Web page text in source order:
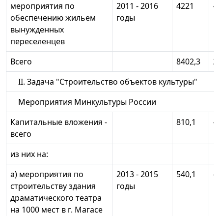
мероприятия по
обеспечению жильем
вынужденных
переселенцев
2011 - 2016
годы
4221 -
Всего 8402,3
II. Задача "Строительство объектов культуры"
Мероприятия Минкультуры России
Капитальные вложения -
всего
810,1 -
из них на:
а) мероприятия по
строительству здания
драматического театра
на 1000 мест в г. Магасе
2013 - 2015
годы
540,1 -